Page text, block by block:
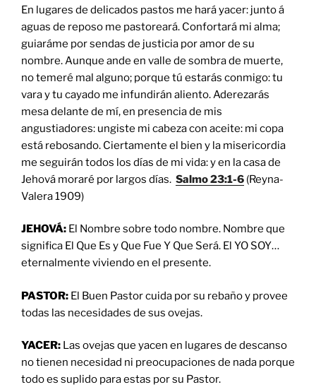
En lugares de delicados pastos me hará yacer: junto á
aguas de reposo me pastoreará. Confortará mi alma;
guiaráme por sendas de justicia por amor de su
nombre. Aunque ande en valle de sombra de muerte,
no temeré mal alguno; porque tú estarás conmigo: tu
vara y tu cayado me infundirán aliento. Aderezarás
mesa delante de mí, en presencia de mis
angustiadores: ungiste mi cabeza con aceite: mi copa
está rebosando. Ciertamente el bien y la misericordia
me seguirán todos los días de mi vida: y en la casa de
Jehová moraré por largos días. Salmo 23:1-6 (Reyna-
Valera 1909)
JEHOVÁ: El Nombre sobre todo nombre. Nombre que
significa El Que Es y Que Fue Y Que Será. El YO SOY…
eternalmente viviendo en el presente.
PASTOR: El Buen Pastor cuida por su rebaño y provee
todas las necesidades de sus ovejas.
YACER: Las ovejas que yacen en lugares de descanso
no tienen necesidad ni preocupaciones de nada porque
todo es suplido para estas por su Pastor.